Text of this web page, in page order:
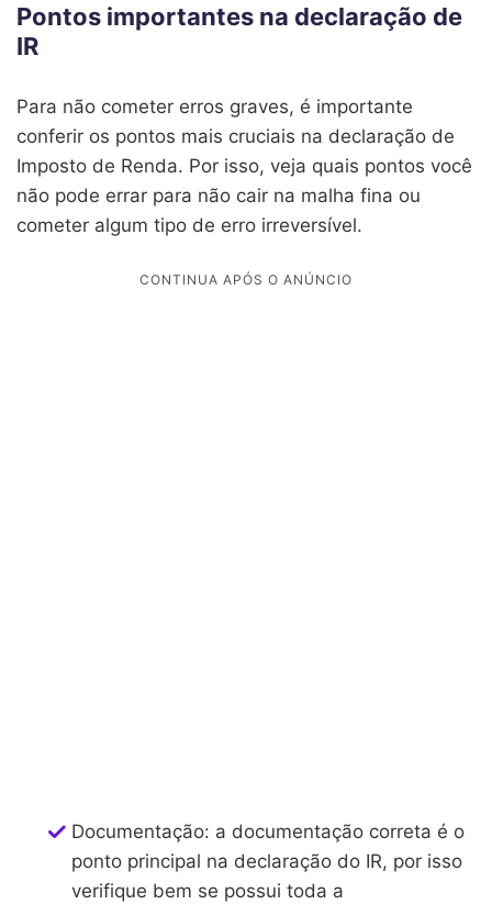
Pontos importantes na declaração de
IR
Para não cometer erros graves, é importante
conferir os pontos mais cruciais na declaração de
Imposto de Renda. Por isso, veja quais pontos você
não pode errar para não cair na malha fina ou
cometer algum tipo de erro irreversível.
Documentação: a documentação correta é o
ponto principal na declaração do IR, por isso
verifique bem se possui toda a